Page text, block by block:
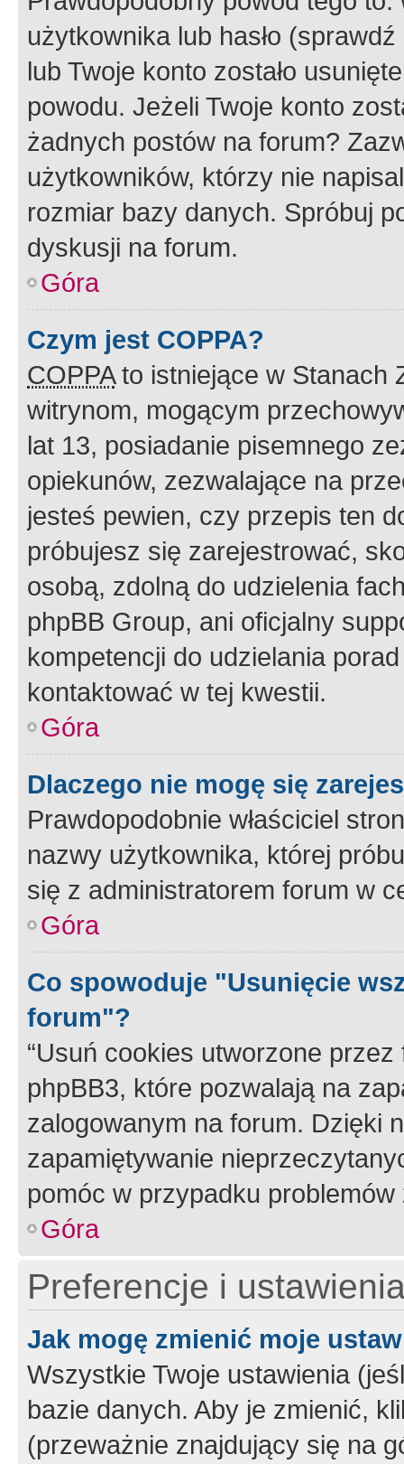
użytkownika lub hasło
lub Twoje konto zostało
powodu. Jeżeli Twoje konto
żadnych postów na forum?
użytkowników, którzy nie
rozmiar bazy danych. Spróbuj
dyskusji na forum.
Góra
Czym jest COPPA?
COPPAto istniejące w Stanach
witrynom, mogącym
lat 13, posiadanie pisemnego
opiekunów, zezwalające na
jesteś pewien, czy przepis ten
próbujesz się zarejestrować,
osobą, zdolną do udzielenia
phpBB Group, ani oficjalny
kompetencji do udzielania
kontaktować w tej kwestii.
Góra
Dlaczego nie mogę się
Prawdopodobnie właściciel
nazwy użytkownika, której
się z administratorem forum w
Góra
Co spowoduje "Usunięcie
forum"?
“Usuń cookies utworzone
phpBB3, które pozwalają na
zalogowanym na forum. Dzięki
zapamiętywanie
pomóc w przypadku
Góra
Preferencje i
Jak mogę zmienić moje
Wszystkie Twoje ustawienia
bazie danych. Aby je zmienić,
(przeważnie znajdujący się na